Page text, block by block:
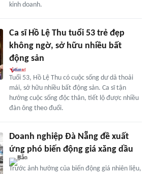
kinh doanh.
Ca sĩ Hồ Lệ Thu tuổi 53 trẻ đẹp
không ngờ, sở hữu nhiều bất
động sản
Tuổi 53, Hồ Lệ Thu có cuộc sống dư dả thoải
mái, sở hữu nhiều bất động sản. Ca sĩ tận
hưởng cuộc sống độc thân, tiết lộ được nhiều
đàn ông theo đuổi.
Doanh nghiệp Đà Nẵng đề xuất
ứng phó biến động giá xăng dầu
Trước ảnh hưởng của biến động giá nhiên liệu,